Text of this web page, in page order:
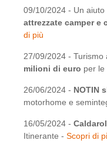
09/10/2024 - Un
attrezzate camper e
di più
27/09/2024 - Turismo
milioni di euro per le
26/06/2024 - NOTIN
motorhome e
16/05/2024 -
Itinerante - Scopri di